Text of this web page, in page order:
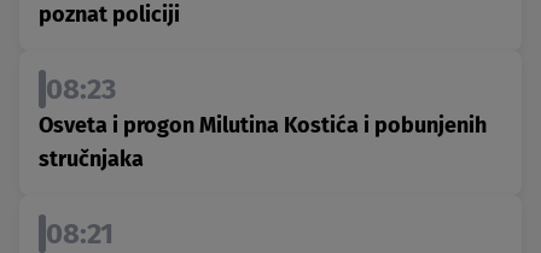
poznat policiji
08:23
Osveta i progon Milutina Kostića i pobunjenih
stručnjaka
08:21